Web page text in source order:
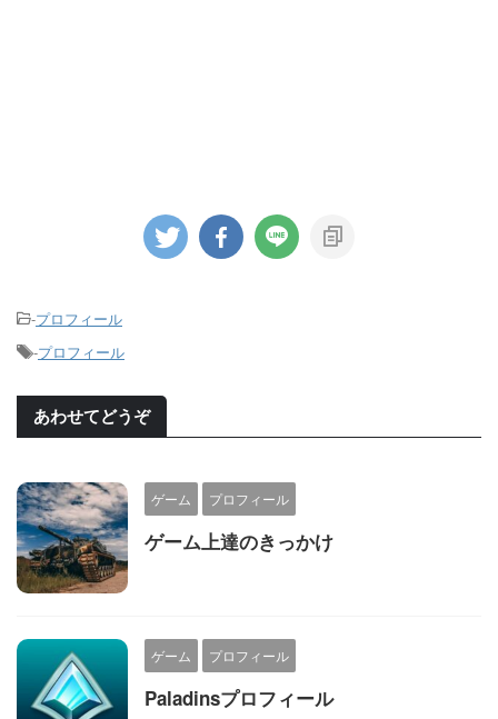
-プロフィール
-プロフィール
あわせてどうぞ
ゲーム プロフィール
ゲーム上達のきっかけ
ゲーム プロフィール
Paladinsプロフィール